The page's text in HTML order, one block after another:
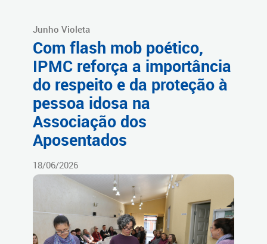
Junho Violeta
Com flash mob poético,
IPMC reforça a importância
do respeito e da proteção à
pessoa idosa na
Associação dos
Aposentados
18/06/2026